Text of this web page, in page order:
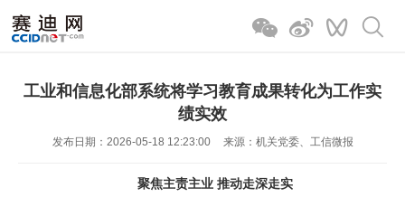
工业和信息化部系统将学习教育成果转化为工作实
绩实效
发布日期：2026-05-18 12:23:00 来源：机关党委、工信微报
聚焦主责主业 推动走深走实